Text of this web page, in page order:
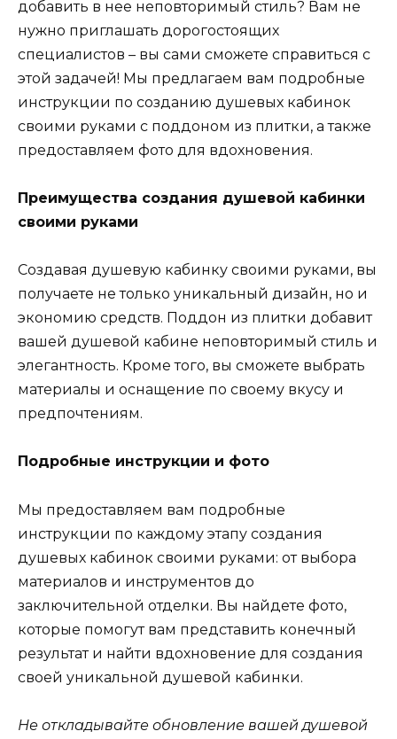
добавить в нее неповторимый стиль? Вам не
нужно приглашать дорогостоящих
специалистов – вы сами сможете справиться с
этой задачей! Мы предлагаем вам подробные
инструкции по созданию душевых кабинок
своими руками с поддоном из плитки, а также
предоставляем фото для вдохновения.
Преимущества создания душевой кабинки
своими руками
Создавая душевую кабинку своими руками, вы
получаете не только уникальный дизайн, но и
экономию средств. Поддон из плитки добавит
вашей душевой кабине неповторимый стиль и
элегантность. Кроме того, вы сможете выбрать
материалы и оснащение по своему вкусу и
предпочтениям.
Подробные инструкции и фото
Мы предоставляем вам подробные
инструкции по каждому этапу создания
душевых кабинок своими руками: от выбора
материалов и инструментов до
заключительной отделки. Вы найдете фото,
которые помогут вам представить конечный
результат и найти вдохновение для создания
своей уникальной душевой кабинки.
Не откладывайте обновление вашей душевой